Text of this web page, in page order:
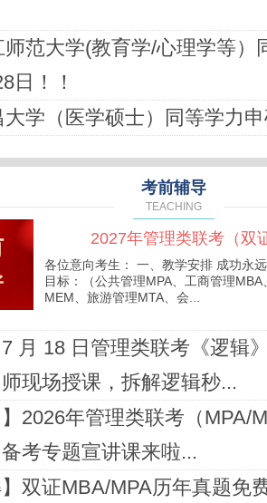
师范大学(教育学/心理学等）
日！！
大学（医学硕士）同等学力
考前辅导
TEACHING
2027年管理类联考（双
各位意向考生： 一、教学安排 成功永
目标：（公共管理MPA、工商管理
MEM、旅游管理MTA、会...
月 18 日管理类联考《逻辑
现场授课，拆解逻辑秒...
】2026年管理类联考（MPA/
考专题宣讲课来啦...
】双证MBA/MPA历年真题免